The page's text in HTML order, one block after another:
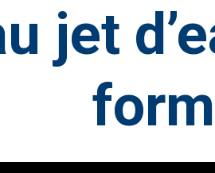
jet